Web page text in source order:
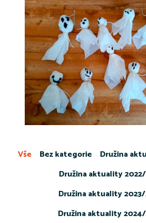
Bez kategorie
Družina
Družina aktuality
Družina aktuality
Družina aktuality
Vše